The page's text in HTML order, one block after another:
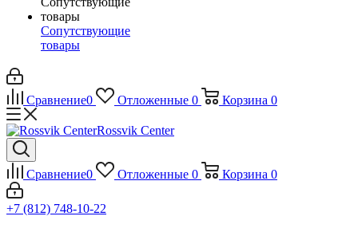
Сопутствующие
товары
Сравнение0 Отложенные 0 Корзина 0
Rossvik Center
Сравнение0 Отложенные 0 Корзина 0
+7 (812) 748-10-22